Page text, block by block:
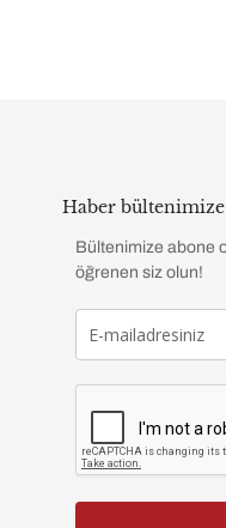
Haber bültenimize
Bültenimize abone
öğrenen siz olun!